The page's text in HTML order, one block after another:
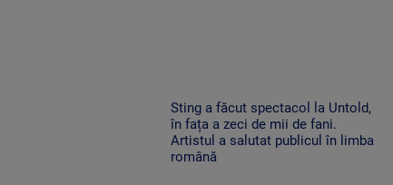
Sting a făcut spectacol la Untold,
în fața a zeci de mii de fani.
Artistul a salutat publicul în limba
română